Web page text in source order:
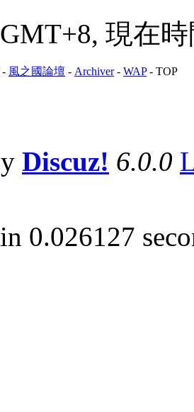
現在
- 風之國論壇 - Archiver- WAP- TOP
Discuz! 6.0.0
0.026127